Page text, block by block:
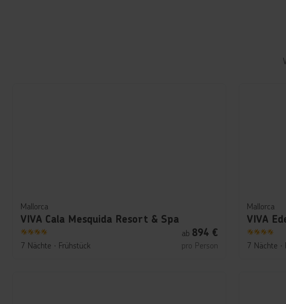
Mallorca
VIVA Cala Mesquida Resort & Spa
4
7 Nächte ∙ Frühstück
ab 894€
pro Person
Mallorca
VIVA
4
7 Nächte ∙